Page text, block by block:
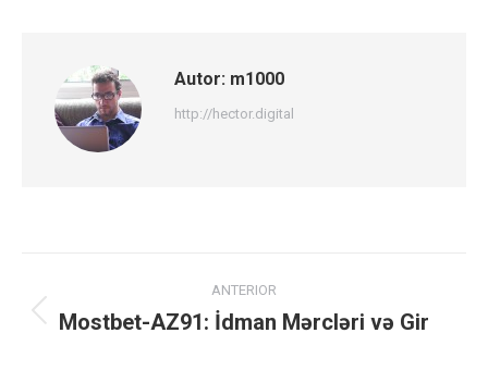
Autor: m1000
http://hector.digital
Navegación
entre
ANTERIOR
Publicación
Mostbet-AZ91: İdman Mərcləri və Gir